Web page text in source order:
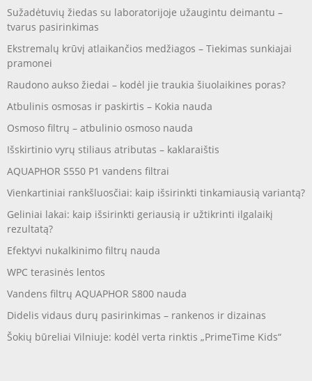
Sužadėtuvių žiedas su laboratorijoje užaugintu deimantu –
tvarus pasirinkimas
Ekstremalų krūvį atlaikančios medžiagos – Tiekimas sunkiajai
pramonei
Raudono aukso žiedai – kodėl jie traukia šiuolaikines poras?
Atbulinis osmosas ir paskirtis – Kokia nauda
Osmoso filtrų – atbulinio osmoso nauda
Išskirtinio vyrų stiliaus atributas – kaklaraištis
AQUAPHOR S550 P1 vandens filtrai
Vienkartiniai rankšluosčiai: kaip išsirinkti tinkamiausią variantą?
Geliniai lakai: kaip išsirinkti geriausią ir užtikrinti ilgalaikį
rezultatą?
Efektyvi nukalkinimo filtrų nauda
WPC terasinės lentos
Vandens filtrų AQUAPHOR S800 nauda
Didelis vidaus durų pasirinkimas – rankenos ir dizainas
Šokių būreliai Vilniuje: kodėl verta rinktis „PrimeTime Kids“